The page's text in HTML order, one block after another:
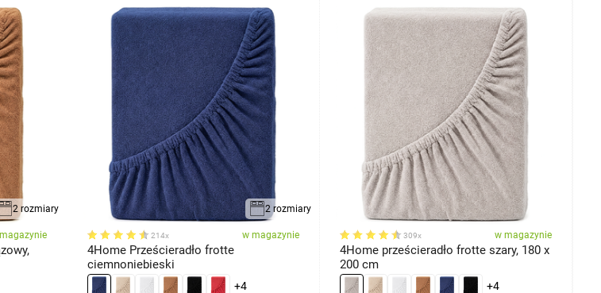
2 rozmiary 2 rozmiary
214x w magazynie
4Home Prześcieradło frotte
ciemnoniebieski
+4
309x w magazynie
4Home prześcieradło frotte szary, 180 x
200 cm
+4